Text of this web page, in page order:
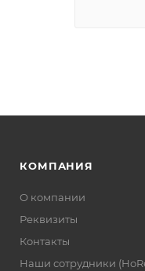
КОМПАНИЯ
О компании
Реквизиты
Контакты
Наши сотрудники